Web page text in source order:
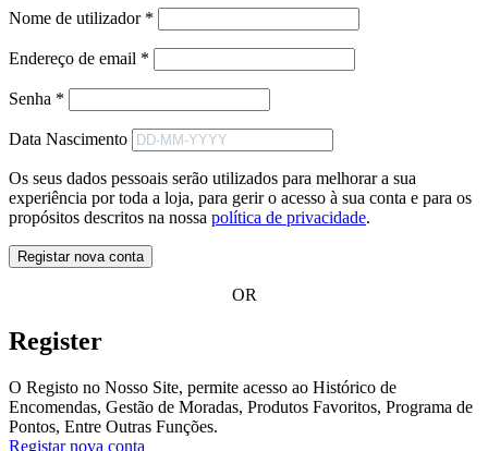
Nome de utilizador *
Endereço de email *
Senha *
Data Nascimento
Os seus dados pessoais serão utilizados para melhorar a sua
experiência por toda a loja, para gerir o acesso à sua conta e para os
propósitos descritos na nossa política de privacidade.
Registar nova conta
OR
Register
O Registo no Nosso Site, permite acesso ao Histórico de
Encomendas, Gestão de Moradas, Produtos Favoritos, Programa de
Pontos, Entre Outras Funções.
Registar nova conta